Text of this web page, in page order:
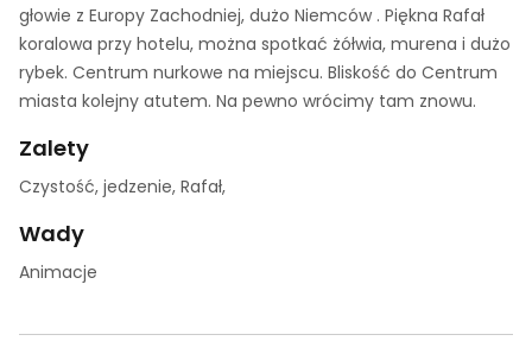
głowie z Europy Zachodniej, dużo Niemców . Piękna Rafał
koralowa przy hotelu, można spotkać żółwia, murena i dużo
rybek. Centrum nurkowe na miejscu. Bliskość do Centrum
miasta kolejny atutem. Na pewno wrócimy tam znowu.
Zalety
Czystość, jedzenie, Rafał,
Wady
Animacje